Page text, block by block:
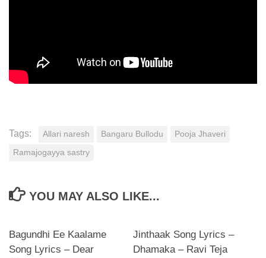
Tags: Allari naresh Bangaru Bullodu Pooja Jhaveri
Ramajogayya sastry
YOU MAY ALSO LIKE...
Bagundhi Ee Kaalame
Song Lyrics – Dear
Jinthaak Song Lyrics –
Dhamaka – Ravi Teja